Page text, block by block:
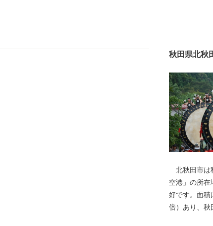
秋田県北秋
北秋田市は
空港」の所在
好です。面積
倍）あり、秋